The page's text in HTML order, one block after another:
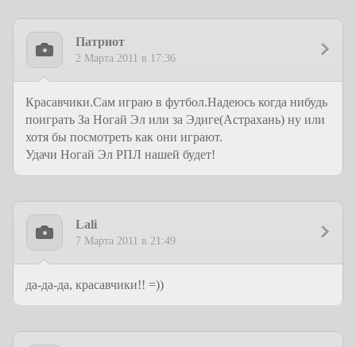
Патриот
2 Марта 2011 в 17:36
Красавчики.Сам играю в футбол.Надеюсь когда нибудь
поиграть За Ногай Эл или за Эдиге(Астрахань) ну или
хотя бы посмотреть как они играют.
Удачи Ногай Эл РПЛ нашей будет!
Lali
7 Марта 2011 в 21:49
да-да-да, красавчики!! =))